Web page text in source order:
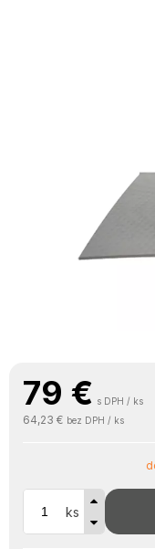
79 € s DPH / ks
64,23 € bez DPH / ks
ks